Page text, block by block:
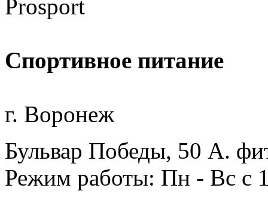
Спортивное питание
г. Воронеж
Бульвар Победы, 50 А.
Режим работы: Пн - Вс с